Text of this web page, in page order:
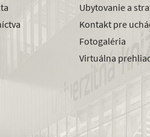
Ubytovanie a
Kontakt pre
Fotogaléria
Virtuálna